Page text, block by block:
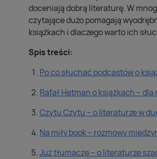
doceniają dobrą literaturę. W
czytające dużo pomagają
książkach i dlaczego warto ich
Spis treści:
Po co słuchać podcastów o
Rafał Hetman o książkach –
Czytu Czytu – o literaturze w
Na miły book – rozmowy
Już tłumaczę – o literaturze